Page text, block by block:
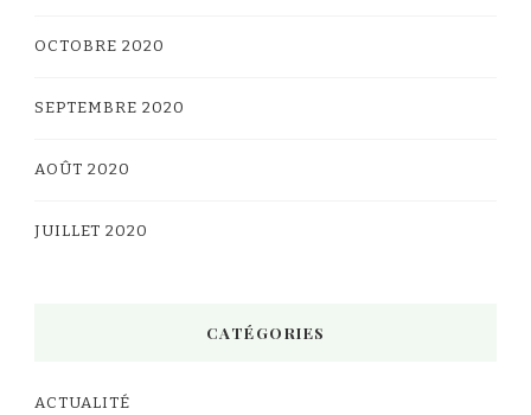
OCTOBRE 2020
SEPTEMBRE 2020
AOÛT 2020
JUILLET 2020
CATÉGORIES
ACTUALITÉ